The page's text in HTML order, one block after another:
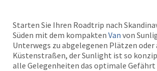
Starten Sie Ihren Roadtrip nach
Süden mit dem kompakten Van von
Unterwegs zu abgelegenen Plätzen oder
Küstenstraßen, der Sunlight ist so
alle Gelegenheiten das optimale Gefährt